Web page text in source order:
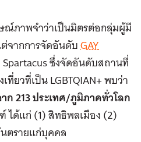
ณ์ภาพจำว่าเป็นมิตรต่อกลุ่มผู้มี
จากการจัดอันดับGAY
Spartacus ซึ่งจัดอันดับสถานที่
เที่ยวที่เป็น LGBTQIAN+พบว่า
ก 213 ประเทศ/ภูมิภาคทั่วโลก
ได้แก่ (1) สิทธิพลเมือง (2)
ตรายแก่บุคคล